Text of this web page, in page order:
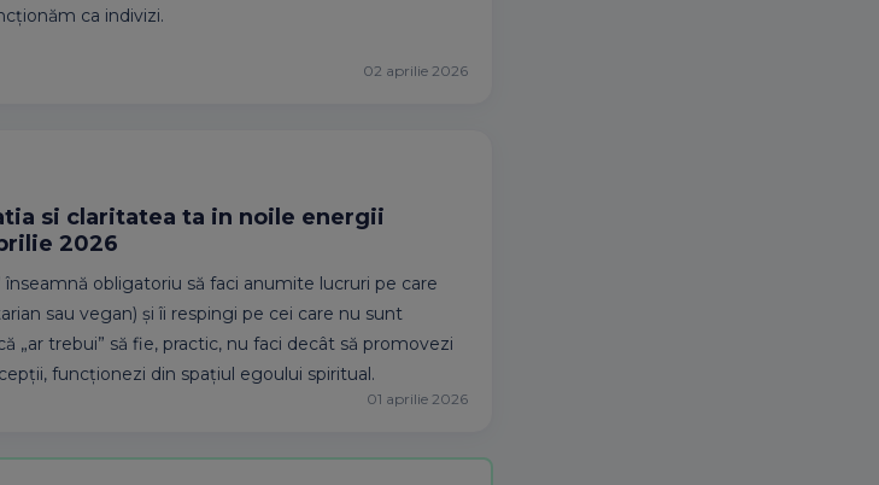
ca indivizi.
02 aprilie 2026
si claritatea ta in noile energii
2026
înseamnă obligatoriu să faci anumite lucruri pe care
sau vegan) și îi respingi pe cei care nu sunt
„ar trebui” să fie, practic, nu faci decât să promovezi
funcționezi din spațiul egoului spiritual.
01 aprilie 2026